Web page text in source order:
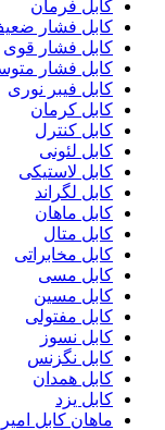
کابل فرمان
کابل فشار
کابل فشار قوی
کابل فشار
کابل فیبر نوری
کابل کرمان
کابل کنترل
کابل لئونی
کابل لاستیکی
کابل لگراند
کابل ماهان
کابل متال
کابل مخابراتی
کابل مسی
کابل مسین
کابل مفتولی
کابل نسوز
کابل نگزنس
کابل همدان
کابل یزد
ماهان کابل امیر